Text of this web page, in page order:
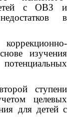
детей с ОВЗ и
в
изучения
ступени
целевых
для детей с